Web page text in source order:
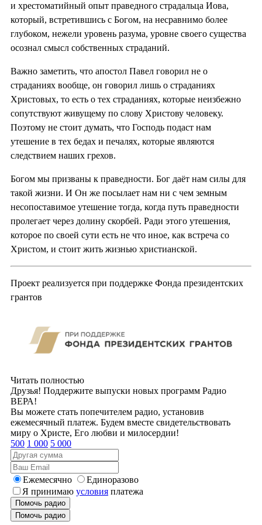
и хрестоматийный опыт праведного страдальца Иова,
который, встретившись с Богом, на несравнимо более
глубоком, нежели уровень разума, уровне своего существа
осознал смысл собственных страданий.
Важно заметить, что апостол Павел говорил не о
страданиях вообще, он говорил лишь о страданиях
Христовых, то есть о тех страданиях, которые неизбежно
сопутствуют живущему по слову Христову человеку.
Поэтому не стоит думать, что Господь подаст нам
утешение в тех бедах и печалях, которые являются
следствием наших грехов.
Богом мы призваны к праведности. Бог даёт нам силы для
такой жизни. И Он же посылает нам ни с чем земным
несопоставимое утешение тогда, когда путь праведности
пролегает через долину скорбей. Ради этого утешения,
которое по своей сути есть не что иное, как встреча со
Христом, и стоит жить жизнью христианской.
Проект реализуется при поддержке Фонда президентских
грантов
Читать полностью
Друзья! Поддержите выпуски новых программ Радио
ВЕРА!
Вы можете стать попечителем радио, установив
ежемесячный платеж. Будем вместе свидетельствовать
миру о Христе, Его любви и милосердии!
500 1 000 5 000
Ежемесячно
Единоразово
Я принимаю условия платежа
Помочь радио
Помочь радио